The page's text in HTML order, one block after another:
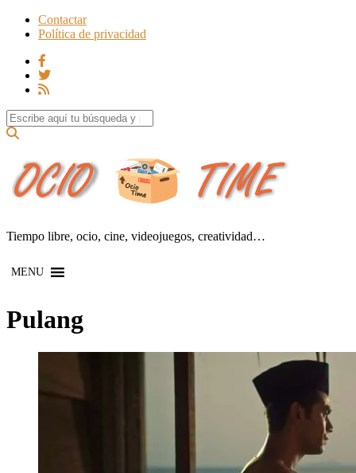
Contactar
Política de privacidad
Search for:
Tiempo libre, ocio, cine, videojuegos, creatividad…
MENU
Pulang